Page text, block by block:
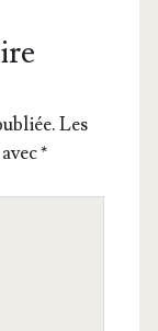
Les
*